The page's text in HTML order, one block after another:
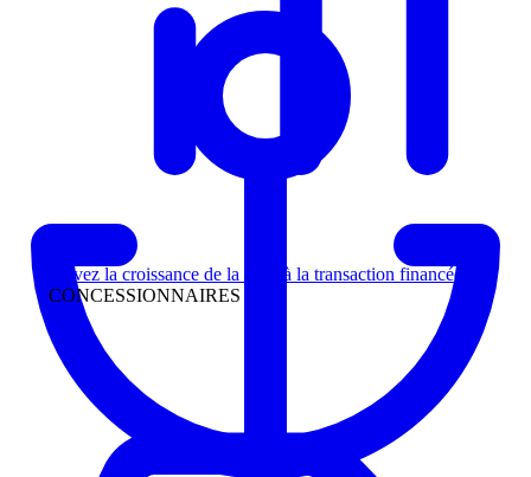
Suivez la croissance de la piste à la transaction financée
CONCESSIONNAIRES